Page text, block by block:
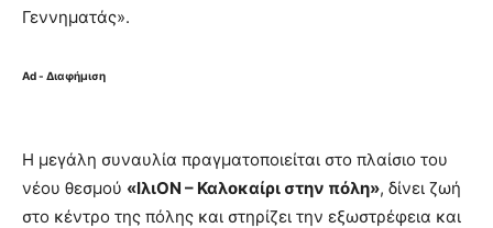
Γεννηματάς».
Ad - Διαφήμιση
Η μεγάλη συναυλία πραγματοποιείται στο πλαίσιο του
νέου θεσμού «ΙλιΟΝ – Καλοκαίρι στην πόλη», δίνει ζωή
στο κέντρο της πόλης και στηρίζει την εξωστρέφεια και